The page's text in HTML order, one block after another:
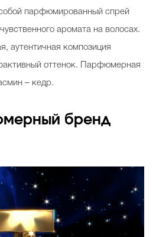
собой парфюмированный спрей
аромата на волосах.
аутентичная композиция
оттенок. Парфюмерная
– кедр.
бренд